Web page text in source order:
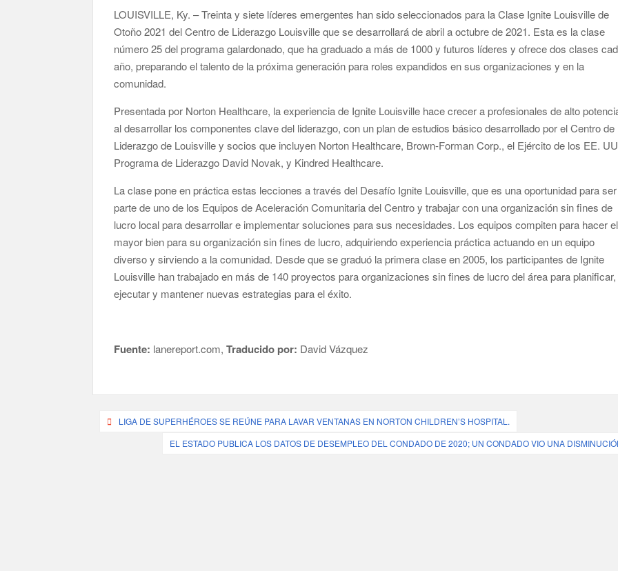
LOUISVILLE, Ky. – Treinta y siete líderes emergentes han sido seleccionados para la Clase Ignite Louisville de
Otoño 2021 del Centro de Liderazgo Louisville que se desarrollará de abril a octubre de 2021. Esta es la clase
número 25 del programa galardonado, que ha graduado a más de 1000 y futuros líderes y ofrece dos clases
año, preparando el talento de la próxima generación para roles expandidos en sus organizaciones y en la
comunidad.
Presentada por Norton Healthcare, la experiencia de Ignite Louisville hace crecer a profesionales de alto
al desarrollar los componentes clave del liderazgo, con un plan de estudios básico desarrollado por el Centro de
Liderazgo de Louisville y socios que incluyen Norton Healthcare, Brown-Forman Corp., el Ejército de los EE.
Programa de Liderazgo David Novak, y Kindred Healthcare.
La clase pone en práctica estas lecciones a través del Desafío Ignite Louisville, que es una oportunidad para ser
parte de uno de los Equipos de Aceleración Comunitaria del Centro y trabajar con una organización sin fines de
lucro local para desarrollar e implementar soluciones para sus necesidades. Los equipos compiten para hacer el
mayor bien para su organización sin fines de lucro, adquiriendo experiencia práctica actuando en un equipo
diverso y sirviendo a la comunidad. Desde que se graduó la primera clase en 2005, los participantes de Ignite
Louisville han trabajado en más de 140 proyectos para organizaciones sin fines de lucro del área para planificar,
ejecutar y mantener nuevas estrategias para el éxito.
Fuente: lanereport.com,Traducido por: David Vázquez
Post
navigation
LIGA DE SUPERHÉROES SE REÚNE PARA LAVAR VENTANAS EN NORTON CHILDREN’S HOSPITAL.
EL ESTADO PUBLICA LOS DATOS DE DESEMPLEO DEL CONDADO DE 2020; UN CONDADO VIO UNA